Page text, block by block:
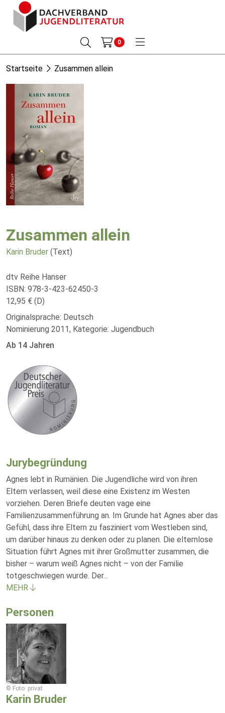
0
Startseite Zusammen allein
Zusammen allein
Karin Bruder (Text)
dtv Reihe Hanser
ISBN: 978-3-423-62450-3
12,95 € (D)
Originalsprache: Deutsch
Nominierung 2011, Kategorie: Jugendbuch
Ab 14 Jahren
Jurybegründung
Agnes lebt in Rumänien. Die Jugendliche wird von ihren
Eltern verlassen, weil diese eine Existenz im Westen
vorziehen. Deren Briefe deuten vage eine
Familienzusammenführung an. Im Grunde hat Agnes aber das
Gefühl, dass ihre Eltern zu fasziniert vom Westleben sind,
um darüber hinaus zu denken oder zu planen. Die elternlose
Situation führt Agnes mit ihrer Großmutter zusammen, die
bisher – warum weiß Agnes nicht – von der Familie
totgeschwiegen wurde. Der...
MEHR
Personen
© Foto: privat
Karin Bruder